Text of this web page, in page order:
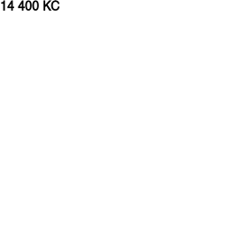
14 400 KČ